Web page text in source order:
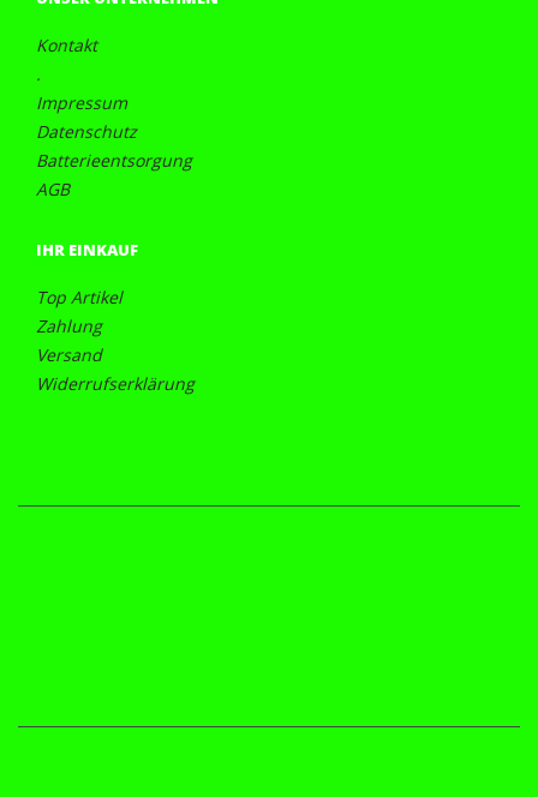
Kontakt
.
Impressum
Datenschutz
Batterieentsorgung
AGB
IHR EINKAUF
Top Artikel
Zahlung
Versand
Widerrufserklärung